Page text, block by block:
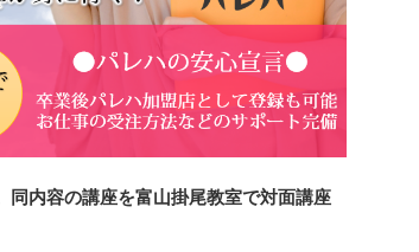
内容の講座を富山掛尾教室で対面講座